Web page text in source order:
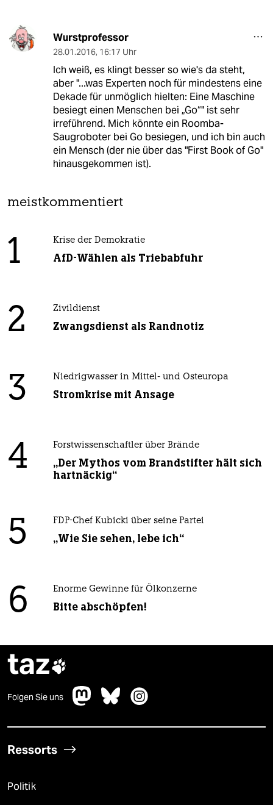
Wurstprofessor
28.01.2016, 16:17 Uhr
Ich weiß, es klingt besser so wie's da steht,
aber "...was Experten noch für mindestens eine
Dekade für unmöglich hielten: Eine Maschine
besiegt einen Menschen bei „Go“" ist sehr
irreführend. Mich könnte ein Roomba-
Saugroboter bei Go besiegen, und ich bin auch
ein Mensch (der nie über das "First Book of Go"
hinausgekommen ist).
meistkommentiert
1 Krise der Demokratie
AfD-Wählen als Triebabfuhr
2 Zivildienst
Zwangsdienst als Randnotiz
3 Niedrigwasser in Mittel- und Osteuropa
Stromkrise mit Ansage
4 Forstwissenschaftler über Brände
„Der Mythos vom Brandstifter hält sich
hartnäckig“
5 FDP-Chef Kubicki über seine Partei
„Wie Sie sehen, lebe ich“
6 Enorme Gewinne für Ölkonzerne
Bitte abschöpfen!
taz
Folgen Sie uns
Ressorts
Politik